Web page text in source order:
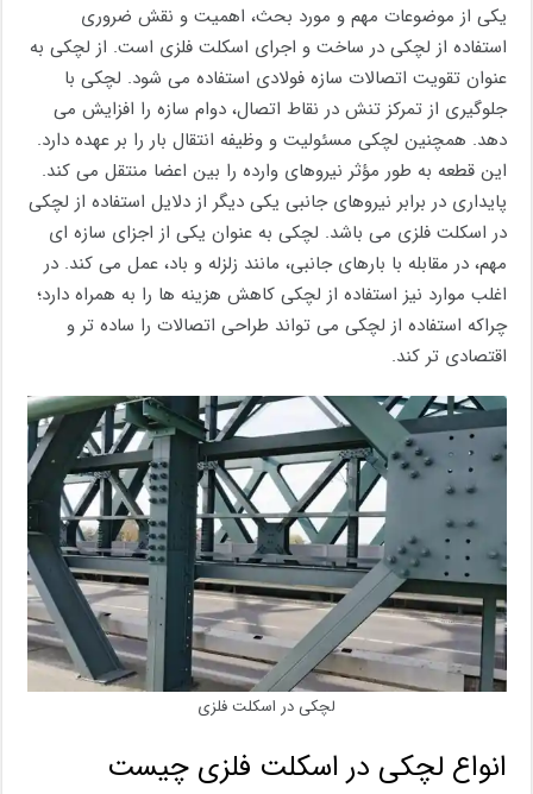
یکی از موضوعات مهم و مورد بحث، اهمیت و نقش ضروری
استفاده از لچکی در ساخت و اجرای اسکلت فلزی است. از لچکی به
عنوان تقویت اتصالات سازه فولادی استفاده می شود. لچکی با
جلوگیری از تمرکز تنش در نقاط اتصال، دوام سازه را افزایش می
‌دهد. همچنین لچکی مسئولیت و وظیفه انتقال بار را بر عهده دارد.
این قطعه به طور مؤثر نیروهای وارده را بین اعضا منتقل می ‌کند.
پایداری در برابر نیروهای جانبی یکی دیگر از دلایل استفاده از لچکی
در اسکلت فلزی می باشد. لچکی به عنوان یکی از اجزای سازه ای
مهم، در مقابله با بارهای جانبی، مانند زلزله و باد، عمل می ‌کند. در
اغلب موارد نیز استفاده از لچکی کاهش هزینه‌ ها را به همراه دارد؛
چراکه استفاده از لچکی می ‌تواند طراحی اتصالات را ساده‌ تر و
اقتصادی‌ تر کند.
لچکی در اسکلت فلزی
انواع لچکی در اسکلت فلزی چیست